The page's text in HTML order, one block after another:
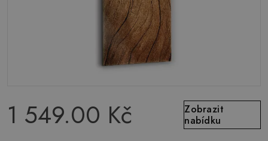
1 549.00 Kč
Zobrazit
nabídku